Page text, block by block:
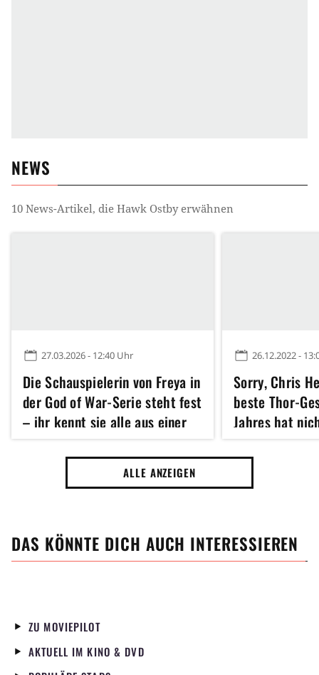
NEWS
10 News-Artikel, die Hawk Ostbyerwähnen
27.03.2026 - 12:40 Uhr
Die Schauspielerin von Freya in
der God of War-Serie steht fest
– ihr kennt sie alle aus einer
legendäreren Abenteuerserie
26.12.2022 -
Sorry, Chris
beste Thor-
Jahres hat
zu tun
ALLE ANZEIGEN
DAS KÖNNTE DICH AUCH INTERESSIEREN
ZU MOVIEPILOT
AKTUELL IM KINO & DVD